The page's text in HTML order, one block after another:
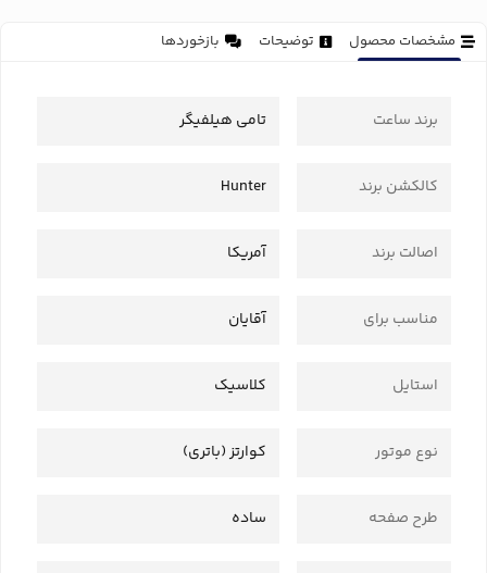
مشخصات محصول توضیحات بازخوردها
برند ساعت تامی هیلفیگر
کالکشن برند Hunter
اصالت برند آمریکا
مناسب برای آقایان
استایل کلاسیک
نوع موتور کوارتز (باتری)
طرح صفحه ساده